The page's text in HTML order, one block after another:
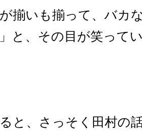
が揃いも揃って、バカ
と、その目が笑って
と、さっそく田村の